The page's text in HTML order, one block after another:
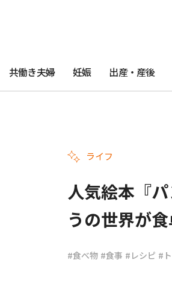
共働き夫婦 妊娠 出産・産後
ライフ
人気絵本『
うの世界が
#食べ物 #食事 #レシピ #